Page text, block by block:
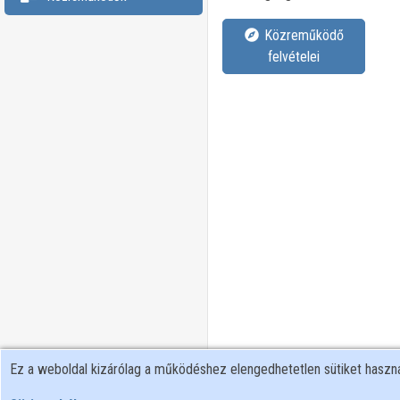
felvételei
Ez a weboldal kizárólag a működéshez elengedhetetlen sütiket